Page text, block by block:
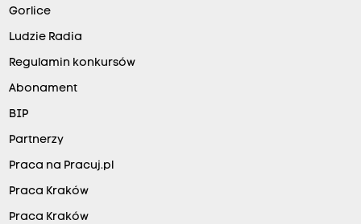
Gorlice
Ludzie Radia
Regulamin konkursów
Abonament
BIP
Partnerzy
Praca na Pracuj.pl
Praca Kraków
Praca Kraków